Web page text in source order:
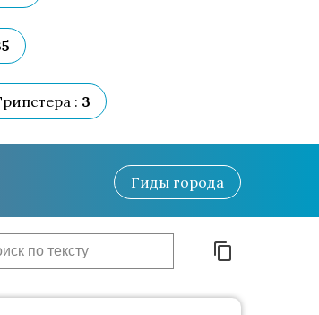
: 3
Гиды города